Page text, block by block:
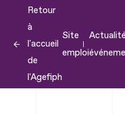
contenu
Retour
à
l'accueil
de
l'Agefiph
Site
emploi